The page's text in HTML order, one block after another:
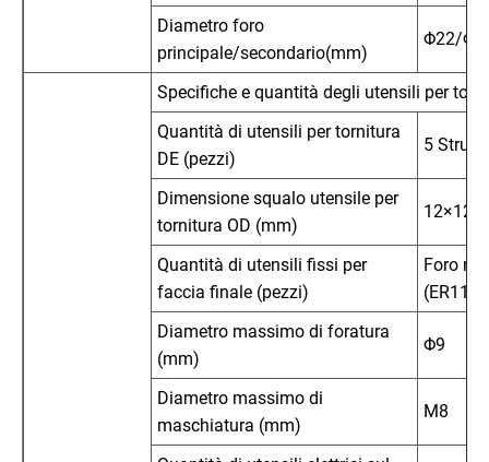
Diametro foro
principale/secondario(mm)
Φ22/
Specifiche e quantità degli utensili per
Quantità di utensili per tornitura
DE (pezzi)
5
Dimensione squalo utensile per
tornitura OD (mm)
12×12
Quantità di utensili fissi per
faccia finale (pezzi)
Foro
(ER11)
Diametro massimo di foratura
(mm)
Φ9
Diametro massimo di
maschiatura (mm)
M8